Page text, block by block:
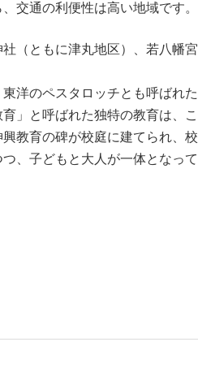
交通の利便性は高い地域です。
（ともに津丸地区）、若八幡
洋のペスタロッチとも呼ばれ
」と呼ばれた独特の教育は、
教育の碑が校庭に建てられ、
、子どもと大人が一体となっ